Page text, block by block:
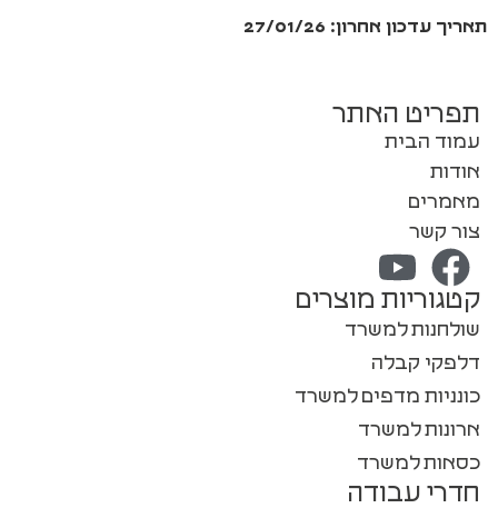
תאריך עדכון אחרון: 27/01/26
תפריט האתר
עמוד הבית
אודות
מאמרים
צור קשר
קטגוריות מוצרים
שולחנות למשרד
דלפקי קבלה
כונניות מדפים למשרד
ארונות למשרד
כסאות למשרד
חדרי עבודה